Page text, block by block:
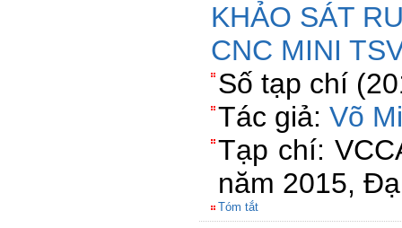
KHẢO SÁT
CNC MINI
Số tạp chí
Tác giả: Võ
Tạp chí:
năm 2015,
Tóm tắt